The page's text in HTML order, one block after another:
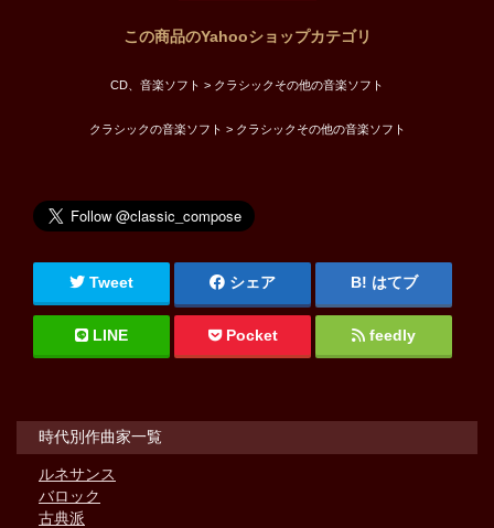
この商品のYahooショップカテゴリ
CD、音楽ソフト > クラシックその他の音楽ソフト
クラシックの音楽ソフト > クラシックその他の音楽ソフト
Tweet シェア はてブ
LINE Pocket feedly
時代別作曲家一覧
ルネサンス
バロック
古典派